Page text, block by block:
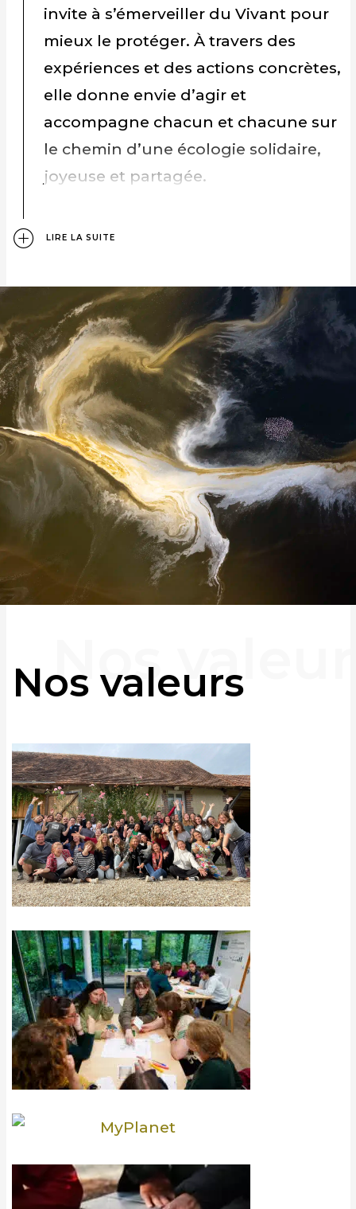
invite à s’émerveiller du Vivant pour
mieux le protéger. À travers des
expériences et des actions concrètes,
elle donne envie d’agir et
accompagne chacun et chacune sur
le chemin d’une écologie solidaire,
joyeuse et partagée.
LIRE LA SUITE
Nos valeurs